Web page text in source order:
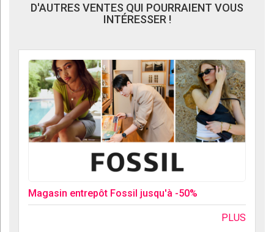
D'AUTRES VENTES QUI POURRAIENT VOUS
INTÉRESSER !
Magasin entrepôt Fossil jusqu'à -50%
PLUS